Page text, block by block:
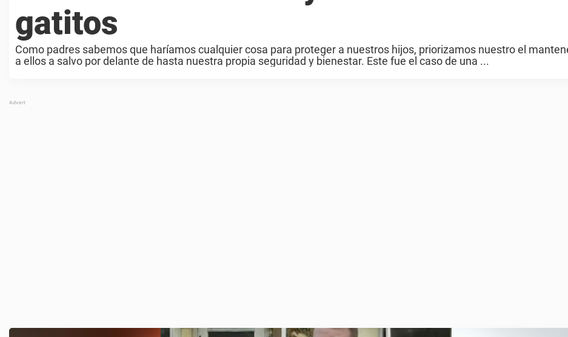
gatitos
Como padres sabemos que haríamos cualquier cosa para proteger a nuestros hijos, priorizamos nuestro el
a ellos a salvo por delante de hasta nuestra propia seguridad y bienestar. Este fue el caso de una ...